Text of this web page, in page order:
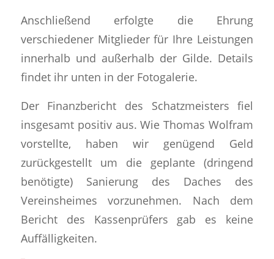
Anschließend erfolgte die Ehrung
verschiedener Mitglieder für Ihre Leistungen
innerhalb und außerhalb der Gilde. Details
findet ihr unten in der Fotogalerie.
Der Finanzbericht des Schatzmeisters fiel
insgesamt positiv aus. Wie Thomas Wolfram
vorstellte, haben wir genügend Geld
zurückgestellt um die geplante (dringend
benötigte) Sanierung des Daches des
Vereinsheimes vorzunehmen. Nach dem
Bericht des Kassenprüfers gab es keine
Auffälligkeiten.